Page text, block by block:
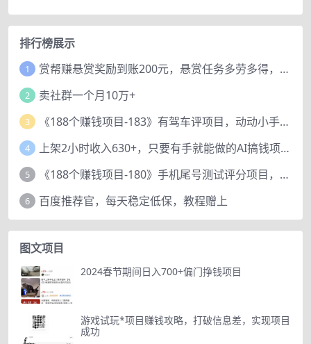
排行榜展示
1 赏帮赚悬赏奖励到账200元，悬赏任务多劳多得，人人可做。
2 卖社群一个月10万+
3 《188个赚钱项目-183》有驾车评项目，动动小手，复制粘贴赚44元！
4 上架2小时收入630+，只要有手就能做的AI搞钱项目，奶奶看完都能学会!
5 《188个赚钱项目-180》手机尾号测试评分项目，短视频直播日赚200+
6 百度推荐官，每天稳定低保，教程赠上
图文项目
2024春节期间日入700+偏门挣钱项目
游戏试玩*项目赚钱攻略，打破信息差，实现项目
成功